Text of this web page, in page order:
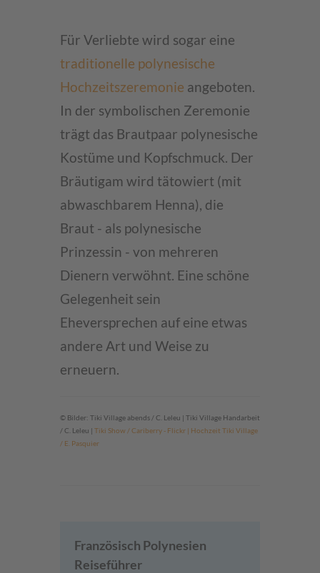
Für Verliebte wird sogar eine
traditionelle polynesische
Hochzeitszeremonie angeboten.
In der symbolischen Zeremonie
trägt das Brautpaar polynesische
Kostüme und Kopfschmuck. Der
Bräutigam wird tätowiert (mit
abwaschbarem Henna), die
Braut - als polynesische
Prinzessin - von mehreren
Dienern verwöhnt. Eine schöne
Gelegenheit sein
Eheversprechen auf eine etwas
andere Art und Weise zu
erneuern.
© Bilder: Tiki Village abends / C. Leleu | Tiki Village Handarbeit
/ C. Leleu | Tiki Show / Cariberry - Flickr | Hochzeit Tiki Village
/ E. Pasquier
Französisch Polynesien
Reiseführer